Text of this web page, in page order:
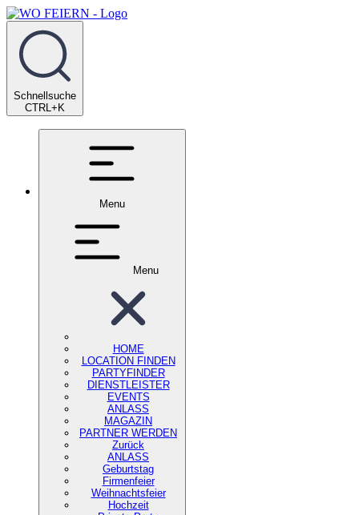
Schnellsuche
CTRL+K
Menu
Menu
HOME
LOCATION FINDEN
PARTYFINDER
DIENSTLEISTER
EVENTS
ANLASS
MAGAZIN
PARTNER WERDEN
Zurück
ANLASS
Geburtstag
Firmenfeier
Weihnachtsfeier
Hochzeit